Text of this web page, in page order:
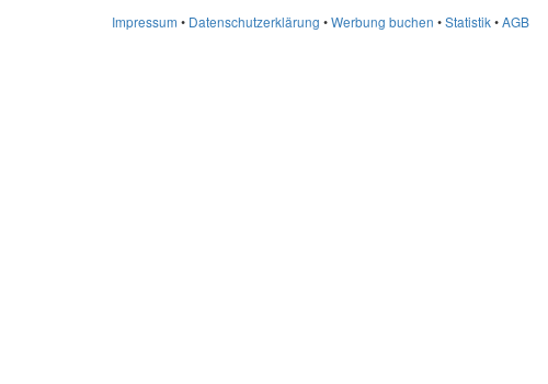
Impressum • Datenschutzerklärung •Werbung buchen •Statistik•AGB